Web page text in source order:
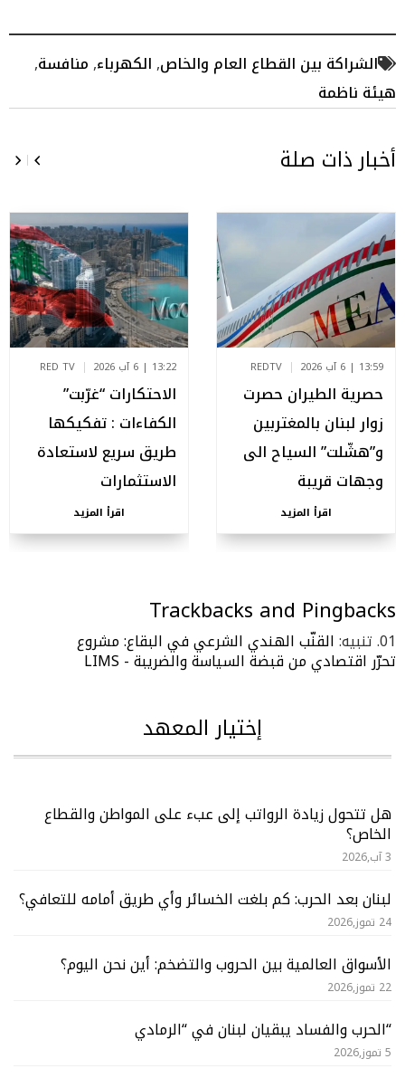
الشراكة بين القطاع العام والخاص,الكهرباء,منافسة,
هيئة ناظمة
أخبار ذات صلة
13:59 | 6 آب 2026 REDTV
حصرية الطيران حصرت
زوار لبنان بالمغتربين
و”هشّلت” السياح الى
وجهات قريبة
اقرأ المزيد
13:22 | 6 آب 2026 RED TV
الاحتكارات “غرّبت”
الكفاءات : تفكيكها
طريق سريع لاستعادة
الاستثمارات
اقرأ المزيد
Trackbacks and Pingbacks
تنبيه:القنّب الهندي الشرعي في البقاع: مشروع
تحرّر اقتصادي من قبضة السياسة والضريبة - LIMS
إختيار المعهد
هل تتحول زيادة الرواتب إلى عبء على المواطن والقطاع
الخاص؟
3 آب,2026
لبنان بعد الحرب: كم بلغت الخسائر وأي طريق أمامه للتعافي؟
24 تموز,2026
الأسواق العالمية بين الحروب والتضخم: أين نحن اليوم؟
22 تموز,2026
“الحرب والفساد يبقيان لبنان في “الرمادي
5 تموز,2026